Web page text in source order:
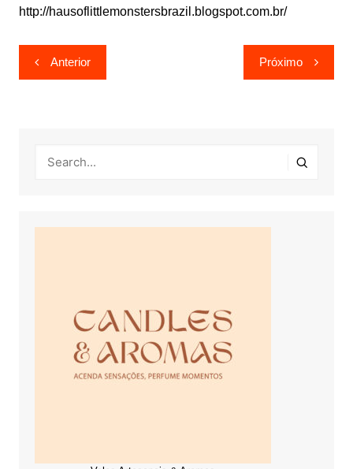
http://hausoflittlemonstersbrazil.blogspot.com.br/
Navegação
de
Anterior Próximo